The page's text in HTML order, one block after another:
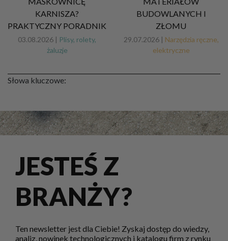
KARNISZA?
PRAKTYCZNY PORADNIK
03.08.2026 | Plisy, rolety,
żaluzje
BUDOWLANYCH I
ZŁOMU
29.07.2026 | Narzędzia ręczne,
elektryczne
Słowa kluczowe:
JESTEŚ Z
BRANŻY?
Ten newsletter jest dla Ciebie! Zyskaj dostęp do wiedzy,
analiz, nowinek technologicznych i katalogu firm z rynku